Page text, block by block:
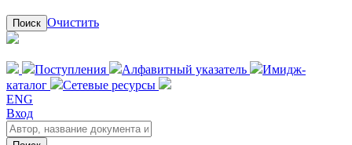
Поиск Очистить
Поступления Алфавитный указатель
Имидж-
каталог
Сетевые ресурсы
ENG
Вход